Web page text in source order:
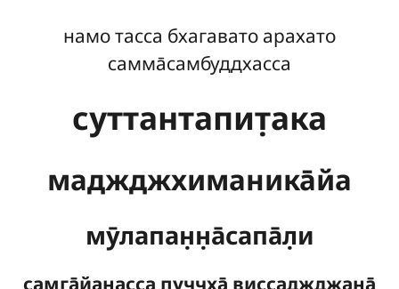
намо тасса бхагавато арахато
самма̄самбуддхасса
суттантапит̣ака
маджджхиманика̄йа
мӯлапан̣н̣а̄сапа̄л̣и
сам̣га̄йанасса пуччха̄ виссаджджана̄